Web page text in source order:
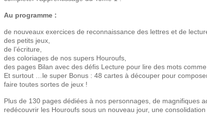
Au programme :
de nouveaux exercices de reconnaissance des lettres et de
des petits jeux,
de l’écriture,
des coloriages de nos supers Houroufs,
des pages Bilan avec des défis Lecture pour lire des mots
Et surtout …le super Bonus : 48 cartes à découper pour
faire toutes sortes de jeux !
Plus de 130 pages dédiées à nos personnages, de magnifiques
redécouvrir les Houroufs sous un nouveau jour, une